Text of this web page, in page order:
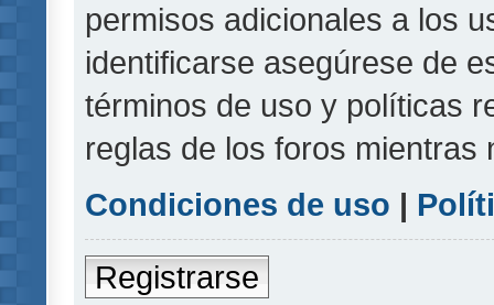
permisos adicionales a los
identificarse asegúrese de
términos de uso y políticas
reglas de los foros mientras
Condiciones de uso |
Registrarse